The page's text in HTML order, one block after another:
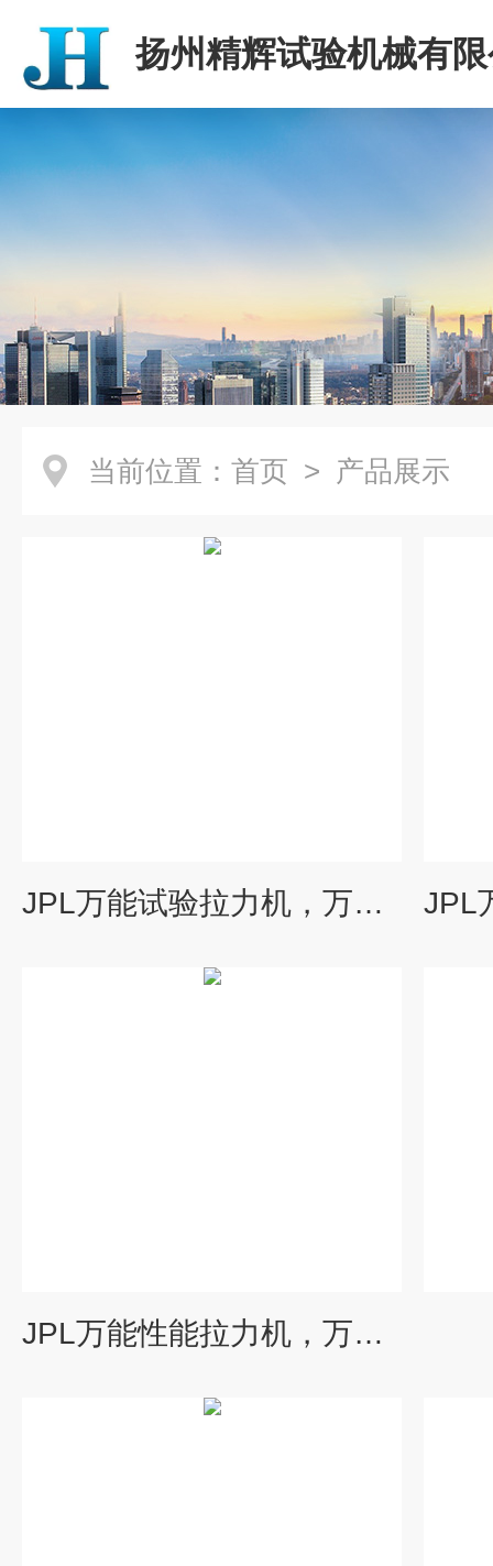
扬州精辉试验机械有
当前位置： 首页 > 产品展示
JPL万能试验拉力机，万能试验电子拉力机，万能试验拉力试验机
JPL万能性能拉力机，万能性能拉力试验机，万能试验机